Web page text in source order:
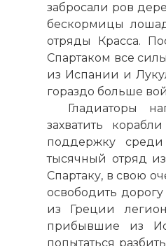
забросали ров
бескормицы
отряды Красса.
Спартаком все
из Испании и
гораздо больше
Гладиаторы
захватить
поддержку
тысячный отряд
Спартаку, в свою
освободить
из Греции
прибывшие из
попытаться